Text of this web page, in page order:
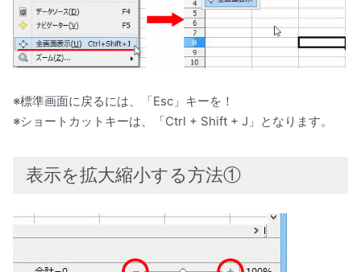
※標準画面に戻るには、「Esc」キーを！
※ショートカットキーは、「Ctrl + Shift + J」となります。
表示を拡大縮小する方法①